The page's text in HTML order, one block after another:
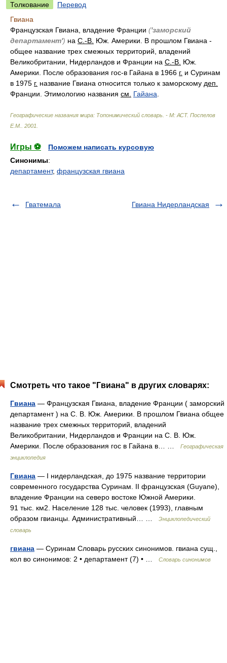
Толкование
Перевод
Гвиана
Французская Гвиана, владение Франции ('заморский
департамент') на С.-В. Юж. Америки. В прошлом Гвиана -
общее название трех смежных территорий, владений
Великобритании, Нидерландов и Франции на С.-В. Юж.
Америки. После образования гос-в Гайана в 1966 г. и Суринам
в 1975 г. название Гвиана относится только к заморскому деп.
Франции. Этимологию названия см. Гайана
Географические названия мира: Топонимический словарь. - М: АСТ. Поспелов
Е.М.
2001
Игры ⚽
Поможем написать курсовую
Синонимы:
департамент, французская гвиана
Гватемала Гвиана Нидерландская
Смотреть что такое "Гвиана" в других словарях:
Гвиана — Французская Гвиана, владение Франции ( заморский
департамент ) на С. В. Юж. Америки. В прошлом Гвиана общее
название трех смежных территорий, владений
Великобритании, Нидерландов и Франции на С. В. Юж.
Америки. После образования гос в Гайана в… …
Географическая
энциклопедия
Гвиана — I нидерландская, до 1975 название территории
современного государства Суринам. II французская (Guyane),
владение Франции на северо востоке Южной Америки.
91 тыс. км2. Население 128 тыс. человек (1993), главным
образом гвианцы. Административный… …
Энциклопедический
словарь
гвиана — Суринам Словарь русских синонимов. гвиана сущ.,
кол во синонимов: 2 • департамент (7) • …
Словарь синонимов